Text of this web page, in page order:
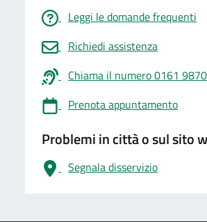
Leggi le domande frequenti
Richiedi assistenza
Chiama il numero 0161
Prenota appuntamento
Problemi in città o sul sito
Segnala disservizio